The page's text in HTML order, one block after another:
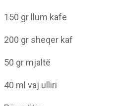
150 gr llum kafe
200 gr sheqer kaf
50 gr mjaltë
40 ml vaj ulliri